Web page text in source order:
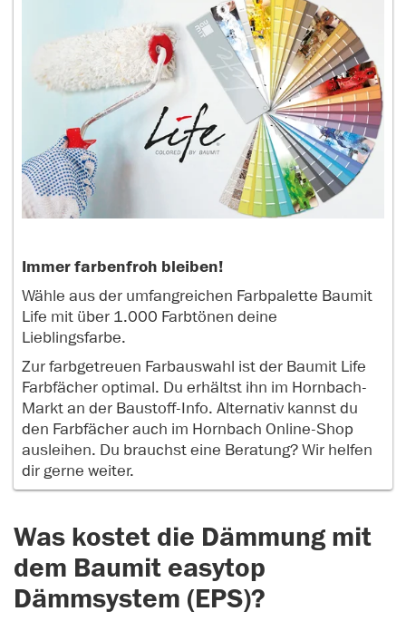
Immer farbenfroh bleiben!
Wähle aus der umfangreichen Farbpalette Baumit
Life mit über 1.000 Farbtönen deine
Lieblingsfarbe.
Zur farbgetreuen Farbauswahl ist der Baumit Life
Farbfächer optimal. Du erhältst ihn im Hornbach-
Markt an der Baustoff-Info. Alternativ kannst du
den Farbfächer auch im Hornbach Online-Shop
ausleihen. Du brauchst eine Beratung? Wir helfen
dir gerne weiter.
Was kostet die Dämmung mit
dem Baumit easytop
Dämmsystem (EPS)?